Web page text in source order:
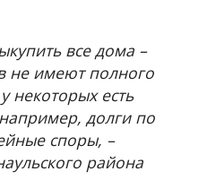
все дома –
не имеют полного
некоторых есть
долги по
споры, –
района